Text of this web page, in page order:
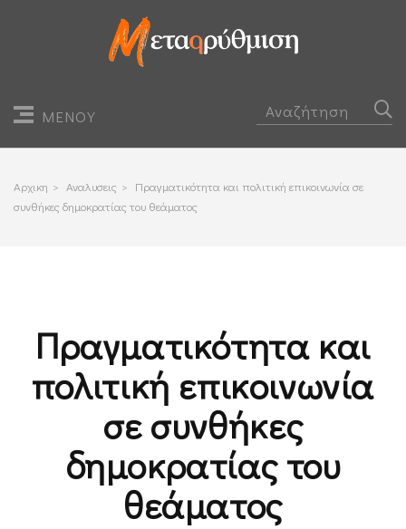
ΜΕΝΟΥ
Αρχικη > Αναλυσεις > Πραγματικότητα και πολιτική επικοινωνία σε
συνθήκες δημοκρατίας του θεάματος
Πραγματικότητα και
πολιτική επικοινωνία
σε συνθήκες
δημοκρατίας του
θεάματος